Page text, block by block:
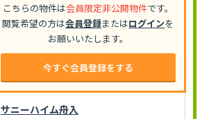
こちらの物件は会員限定非公開物件です。
閲覧希望の方は会員登録またはログインを
お願いいたします。
今すぐ会員登録をする
サニーハイム舟入